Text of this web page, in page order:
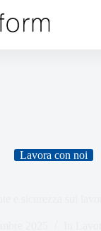
Lavora con noi